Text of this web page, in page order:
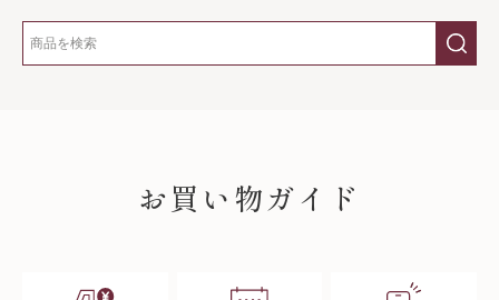
お買い物ガイド